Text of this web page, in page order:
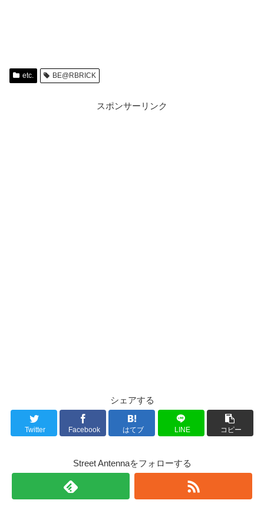
etc. BE@RBRICK
スポンサーリンク
シェアする
Twitter Facebook はてブ LINE コピー
Street Antennaをフォローする